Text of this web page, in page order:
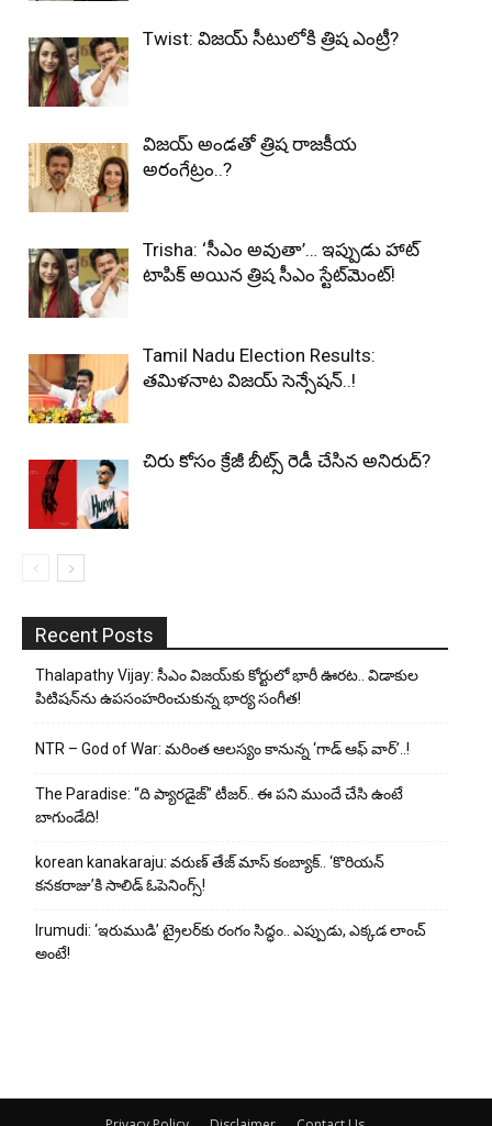
Twist: విజయ్ సీటులోకి త్రిష ఎంట్రీ?
విజయ్ అండతో త్రిష రాజకీయ
అరంగేట్రం..?
Trisha: ‘సీఎం అవుతా’… ఇప్పుడు హాట్
టాపిక్ అయిన త్రిష సీఎం స్టేట్‌మెంట్!
Tamil Nadu Election Results:
తమిళనాట విజయ్ సెన్సేషన్..!
చిరు కోసం క్రేజీ బీట్స్ రెడీ చేసిన అనిరుద్?
Recent Posts
Thalapathy Vijay: సీఎం విజయ్‌కు కోర్టులో భారీ ఊరట.. విడాకుల
పిటిషన్‌ను ఉపసంహరించుకున్న భార్య సంగీత!
NTR – God of War: మరింత ఆలస్యం కానున్న ‘గాడ్ ఆఫ్ వార్’..!
The Paradise: “ది ప్యారడైజ్” టీజర్.. ఈ పని ముందే చేసి ఉంటే
బాగుండేది!
korean kanakaraju: వరుణ్ తేజ్ మాస్ కంబ్యాక్.. ‘కొరియన్
కనకరాజు’కి సాలిడ్ ఓపెనింగ్స్!
Irumudi: ‘ఇరుముడి’ ట్రైలర్‌కు రంగం సిద్ధం.. ఎప్పుడు, ఎక్కడ లాంచ్
అంటే!